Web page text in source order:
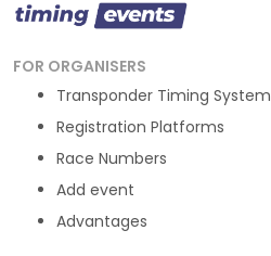
FOR ORGANISERS
Transponder Timing System
Registration Platforms
Race Numbers
Add event
Advantages